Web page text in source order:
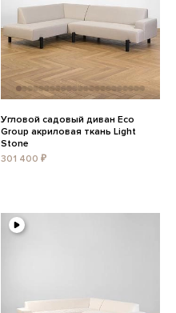
Угловой садовый диван Eco
Group акриловая ткань Light
Stone
301 400 ₽